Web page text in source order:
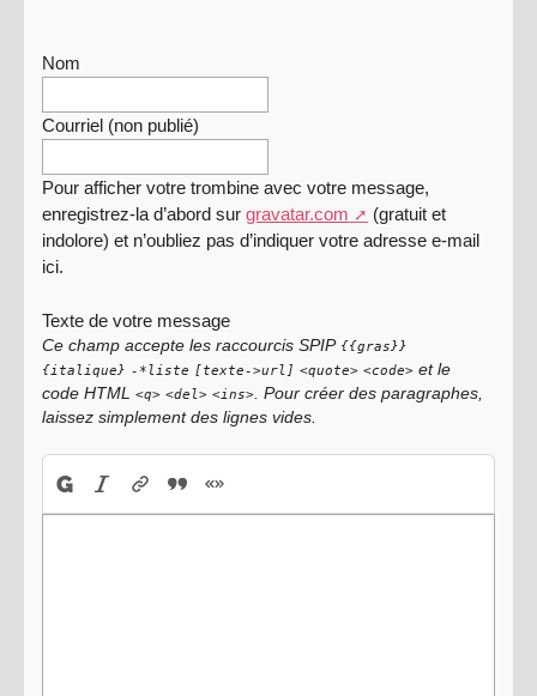
Nom
Courriel (non publié)
Pour afficher votre trombine avec votre message,
enregistrez-la d’abord surgravatar.com
(gratuit et
indolore) et n’oubliez pas d’indiquer votre adresse e-mail
ici.
Texte de votre message
Ce champ accepte les raccourcis SPIP {{gras}}
{italique} -*liste [texte->url] <quote> <code> et le
code HTML<q> <del> <ins> . Pour créer des paragraphes,
laissez simplement des lignes vides.